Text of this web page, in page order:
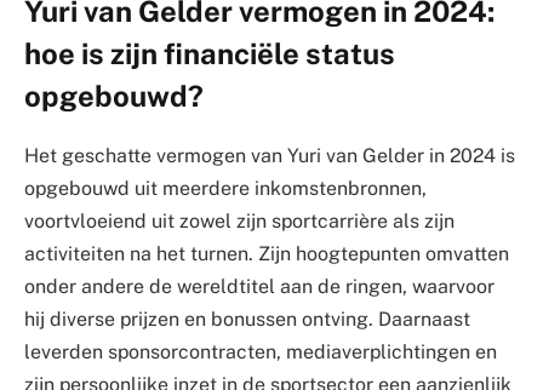
Yuri van Gelder vermogen in 2024:
hoe is zijn financiële status
opgebouwd?
Het geschatte vermogen van Yuri van Gelder in 2024 is
opgebouwd uit meerdere inkomstenbronnen,
voortvloeiend uit zowel zijn sportcarrière als zijn
activiteiten na het turnen. Zijn hoogtepunten omvatten
onder andere de wereldtitel aan de ringen, waarvoor
hij diverse prijzen en bonussen ontving. Daarnaast
leverden sponsorcontracten, mediaverplichtingen en
zijn persoonlijke inzet in de sportsector een aanzienlijk